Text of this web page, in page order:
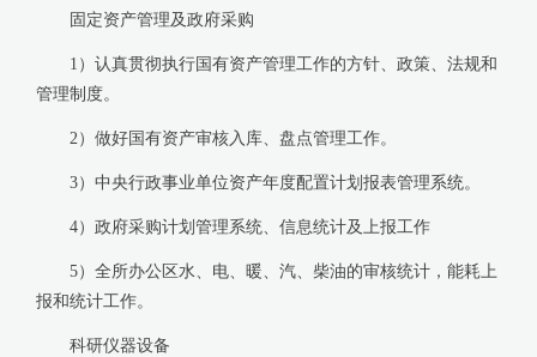
固定资产管理及政府采购
1）认真贯彻执行国有资产管理工作的方针、政策、法规和
管理制度。
2）做好国有资产审核入库、盘点管理工作。
3）中央行政事业单位资产年度配置计划报表管理系统。
4）政府采购计划管理系统、信息统计及上报工作
5）全所办公区水、电、暖、汽、柴油的审核统计，能耗上
报和统计工作。
科研仪器设备